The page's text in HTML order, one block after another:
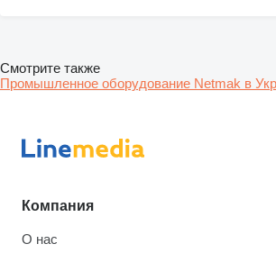
Смотрите также
Промышленное оборудование Netmak в
Компания
О нас